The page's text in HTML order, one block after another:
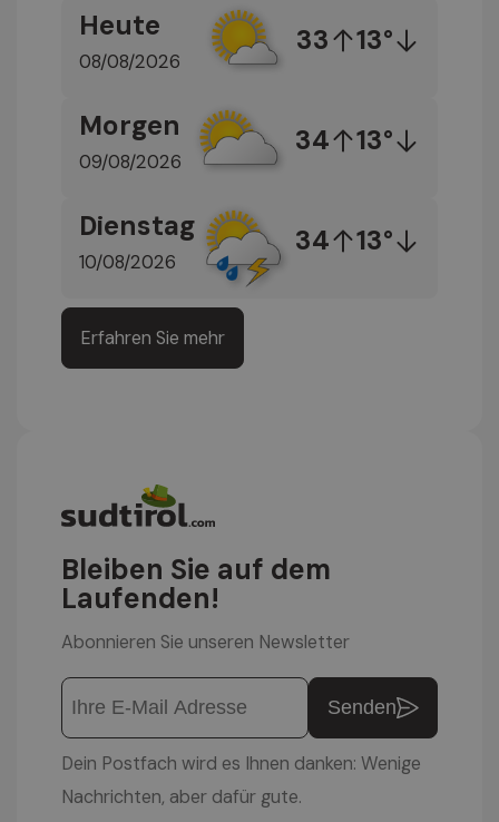
Heute
08/08/2026
33 13°
Morgen
09/08/2026
34 13°
Dienstag
10/08/2026
34 13°
Erfahren Sie mehr
Bleiben Sie auf dem
Laufenden!
Abonnieren Sie unseren Newsletter
Senden
Dein Postfach wird es Ihnen danken: Wenige
Nachrichten, aber dafür gute.